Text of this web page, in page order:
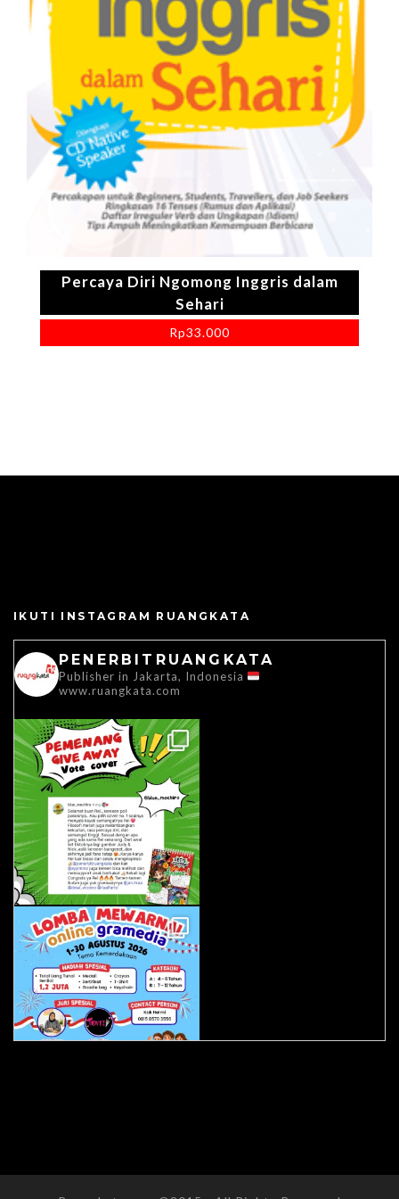
Percaya Diri Ngomong Inggris dalam
Sehari
Rp33.000
IKUTI INSTAGRAM RUANGKATA
PENERBITRUANGKATA
Publisher in Jakarta, Indonesia
www.ruangkata.com